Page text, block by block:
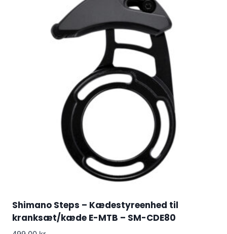
Shimano Steps – Kædestyreenhed til
kranksæt/kæde E-MTB – SM-CDE80